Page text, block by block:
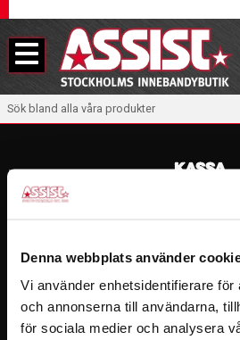
Denna webbplats använder
Vi använder enhetsidentifierare för
och annonserna till användarna,
för sociala medier och analysera
Meny
KASSA
Kundvagnen är tom